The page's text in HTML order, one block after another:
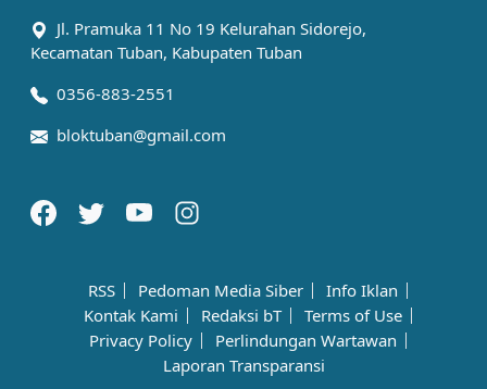
Jl. Pramuka 11 No 19 Kelurahan Sidorejo,
Kecamatan Tuban, Kabupaten Tuban
0356-883-2551
bloktuban@gmail.com
RSS Pedoman Media Siber
Info Iklan
Kontak Kami
Redaksi bT
Terms of Use
Privacy Policy
Perlindungan Wartawan
Laporan Transparansi